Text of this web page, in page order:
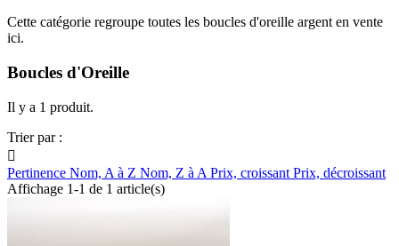
Cette catégorie regroupe toutes les boucles d'oreille argent en vente
ici.
Boucles d'Oreille
Il y a 1 produit.
Trier par :

Pertinence Nom, A à Z Nom, Z à A Prix, croissant Prix, décroissant
Affichage 1-1 de 1 article(s)